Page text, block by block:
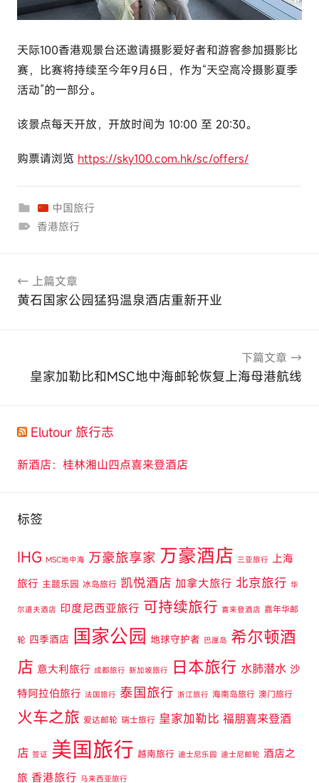
天际100香港观景台还邀请摄影爱好者和游客参加摄影比
赛，比赛将持续至今年9月6日，作为“天空高冷摄影夏季
活动”的一部分。
该景点每天开放，开放时间为 10:00 至 20:30。
购票请浏览 https://sky100.com.hk/sc/offers/
中国旅行
香港旅行
上篇文章
黄石国家公园猛犸温泉酒店重新开业
下篇文章
皇家加勒比和MSC地中海邮轮恢复上海母港航线
Elutour 旅行志
新酒店：桂林湘山四点喜来登酒店
标签
IHG MSC地中海 万豪旅享家 万豪酒店 三亚旅行 上海
旅行 主题乐园 冰岛旅行 凯悦酒店 加拿大旅行 北京旅行 华
尔道夫酒店 印度尼西亚旅行 可持续旅行 喜来登酒店 嘉年华邮
轮 四季酒店 国家公园 地球守护者 巴厘岛 希尔顿酒
店 意大利旅行 成都旅行 新加坡旅行 日本旅行 水肺潜水 沙
特阿拉伯旅行 法国旅行 泰国旅行 浙江旅行 海南岛旅行 澳门旅行
火车之旅 爱达邮轮 瑞士旅行 皇家加勒比 福朋喜来登酒
店 签证 美国旅行 越南旅行 迪士尼乐园 迪士尼邮轮 酒店之
旅 香港旅行 马来西亚旅行